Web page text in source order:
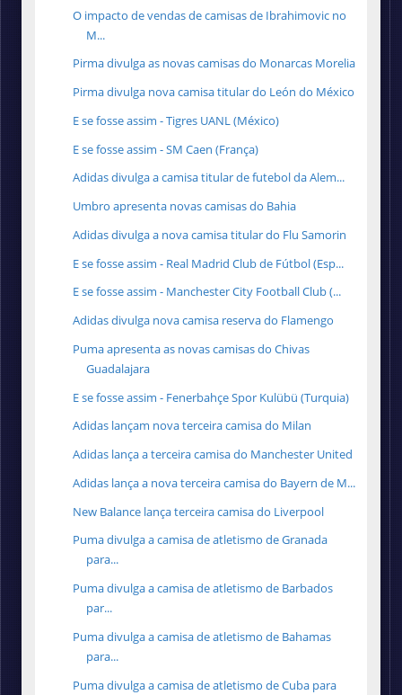
O impacto de vendas de camisas de Ibrahimovic no
M...
Pirma divulga as novas camisas do Monarcas Morelia
Pirma divulga nova camisa titular do León do México
E se fosse assim - Tigres UANL (México)
E se fosse assim - SM Caen (França)
Adidas divulga a camisa titular de futebol da Alem...
Umbro apresenta novas camisas do Bahia
Adidas divulga a nova camisa titular do Flu Samorin
E se fosse assim - Real Madrid Club de Fútbol (Esp...
E se fosse assim - Manchester City Football Club (...
Adidas divulga nova camisa reserva do Flamengo
Puma apresenta as novas camisas do Chivas
Guadalajara
E se fosse assim - Fenerbahçe Spor Kulübü (Turquia)
Adidas lançam nova terceira camisa do Milan
Adidas lança a terceira camisa do Manchester United
Adidas lança a nova terceira camisa do Bayern de M...
New Balance lança terceira camisa do Liverpool
Puma divulga a camisa de atletismo de Granada
para...
Puma divulga a camisa de atletismo de Barbados
par...
Puma divulga a camisa de atletismo de Bahamas
para...
Puma divulga a camisa de atletismo de Cuba para